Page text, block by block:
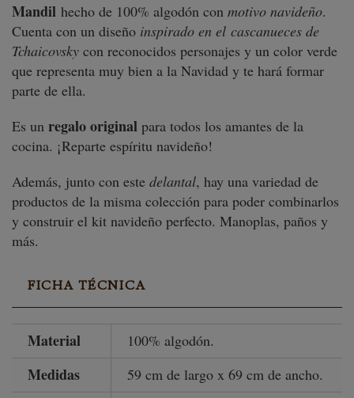
Mandil hecho de 100% algodón con motivo navideño.
Cuenta con un diseño inspirado en el cascanueces de
Tchaicovsky con reconocidos personajes y un color verde
que representa muy bien a la Navidad y te hará formar
parte de ella.
Es un regalo original para todos los amantes de la
cocina. ¡Reparte espíritu navideño!
Además, junto con este delantal, hay una variedad de
productos de la misma colección para poder combinarlos
y construir el kit navideño perfecto. Manoplas, paños y
más.
FICHA TÉCNICA
Material 100% algodón.
Medidas 59 cm de largo x 69 cm de ancho.